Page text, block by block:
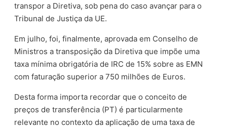
transpor a Diretiva, sob pena do caso avançar para o
Tribunal de Justiça da UE.
Em julho, foi, finalmente, aprovada em Conselho de
Ministros a transposição da Diretiva que impõe uma
taxa mínima obrigatória de IRC de 15% sobre as EMN
com faturação superior a 750 milhões de Euros.
Desta forma importa recordar que o conceito de
preços de transferência (PT) é particularmente
relevante no contexto da aplicação de uma taxa de